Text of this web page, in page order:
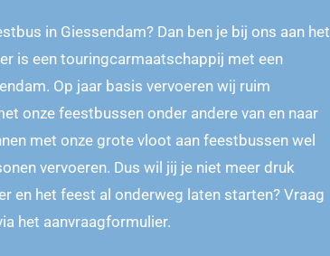
in Giessendam? Dan ben je bij ons aan het
is een touringcarmaatschappij met een
Op jaar basis vervoeren wij ruim
onze feestbussen onder andere van en naar
met onze grote vloot aan feestbussen wel
vervoeren. Dus wil jij je niet meer druk
en het feest al onderweg laten starten? Vraag
het aanvraagformulier.